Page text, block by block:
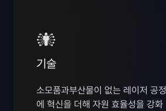
기술
소모품과부산물이 없는 레이저 공정
에 혁신을 더해 자원 효율성을 강화